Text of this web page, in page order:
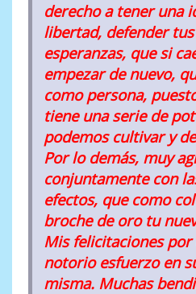
derecho a tener una
libertad, defender
esperanzas, que si
empezar de nuevo,
como persona,
tiene una serie de
podemos cultivar y
Por lo demás, muy
conjuntamente con
efectos, que como
broche de oro tu
Mis felicitaciones
notorio esfuerzo en
misma. Muchas